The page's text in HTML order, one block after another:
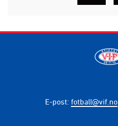
E-post: fotball@vif.no